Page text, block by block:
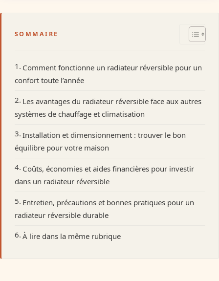
SOMMAIRE
Comment fonctionne un radiateur réversible pour un
confort toute l’année
Les avantages du radiateur réversible face aux autres
systèmes de chauffage et climatisation
Installation et dimensionnement : trouver le bon
équilibre pour votre maison
Coûts, économies et aides financières pour investir
dans un radiateur réversible
Entretien, précautions et bonnes pratiques pour un
radiateur réversible durable
À lire dans la même rubrique